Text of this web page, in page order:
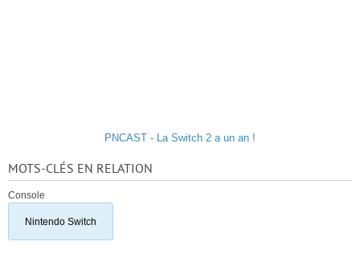
PNCAST - La Switch 2 a un an !
MOTS-CLÉS EN RELATION
Console
Nintendo Switch